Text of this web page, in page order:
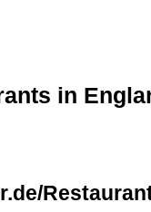
in